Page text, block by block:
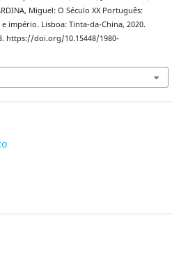
Miguel: O Século XX Português:
império. Lisboa: Tinta-da-China, 2020.
https://doi.org/10.15448/1980-